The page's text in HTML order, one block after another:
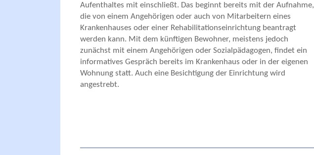
Aufenthaltes mit einschließt. Das beginnt bereits mit der Aufnahme,
die von einem Angehörigen oder auch von Mitarbeitern eines
Krankenhauses oder einer Rehabilitationseinrichtung beantragt
werden kann. Mit dem künftigen Bewohner, meistens jedoch
zunächst mit einem Angehörigen oder Sozialpädagogen, findet ein
informatives Gespräch bereits im Krankenhaus oder in der eigenen
Wohnung statt. Auch eine Besichtigung der Einrichtung wird
angestrebt.